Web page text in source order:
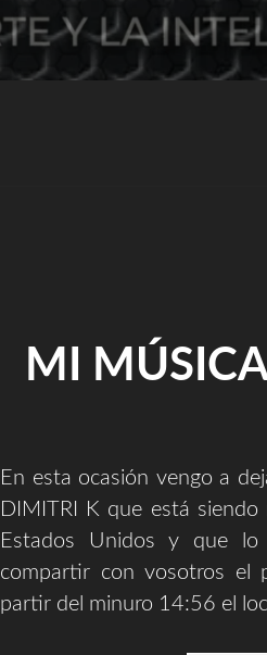
MI
En esta ocasión vengo a
DIMITRI K que está
Estados Unidos y que
compartir con vosotros el
partir del minuro 14:56 el